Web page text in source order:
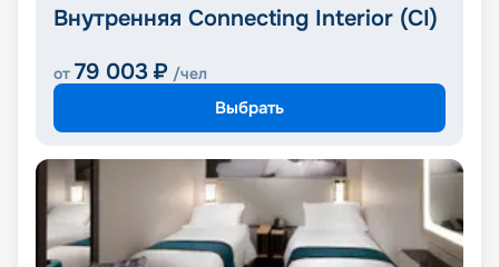
Внутренняя Connecting Interior (CI)
от 79 003 ₽ /чел
Выбрать